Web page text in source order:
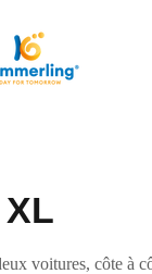
voitures, côte à